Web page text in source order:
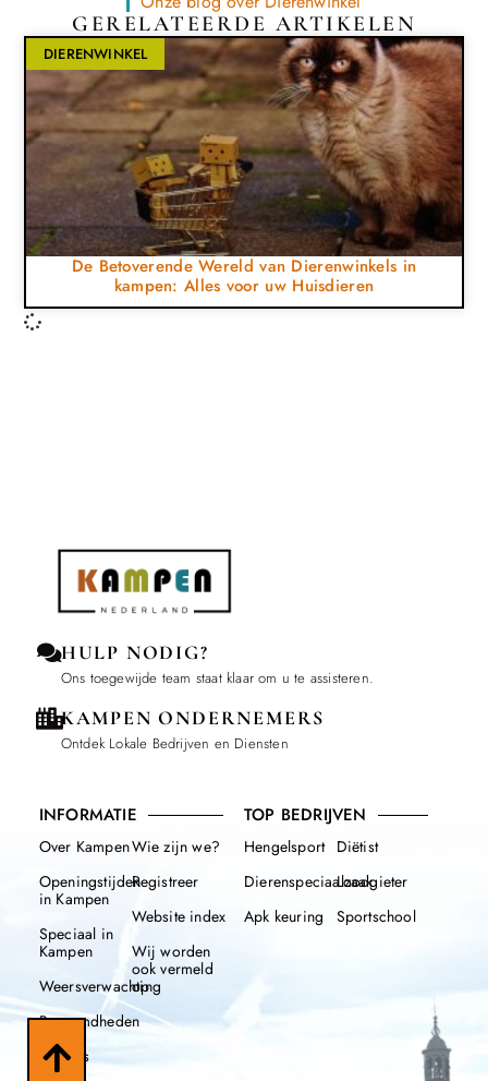
GERELATEERDE ARTIKELEN
DIERENWINKEL
De Betoverende Wereld van Dierenwinkels in
kampen: Alles voor uw Huisdieren
HULP NODIG?
Ons toegewijde team staat klaar om u te assisteren.
KAMPEN ONDERNEMERS
Ontdek Lokale Bedrijven en Diensten
INFORMATIE
Over Kampen
Openingstijden
in Kampen
Speciaal in
Kampen
Weersverwachting
Beroemdheden
Nieuws
Wie zijn we?
Registreer
Website index
Wij worden
ook vermeld
op
TOP BEDRIJVEN
Hengelsport
Dierenspeciaalzaak
Apk keuring
Diëtist
Loodgieter
Sportschool